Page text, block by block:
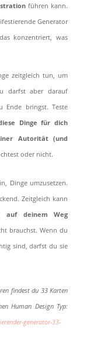
führen kann.
Generator
konzentriert, was
zeitgleich tun, um
darfst aber darauf
Ende bringst. Teste
Dinge für dich
Autorität (und
oder nicht.
Dinge umzusetzen.
Zeitgleich kann
auf deinem Weg
brauchst. Wenn du
sind, darfst du sie
findest du 33 Karten
Human Design Typ:
generator-33-